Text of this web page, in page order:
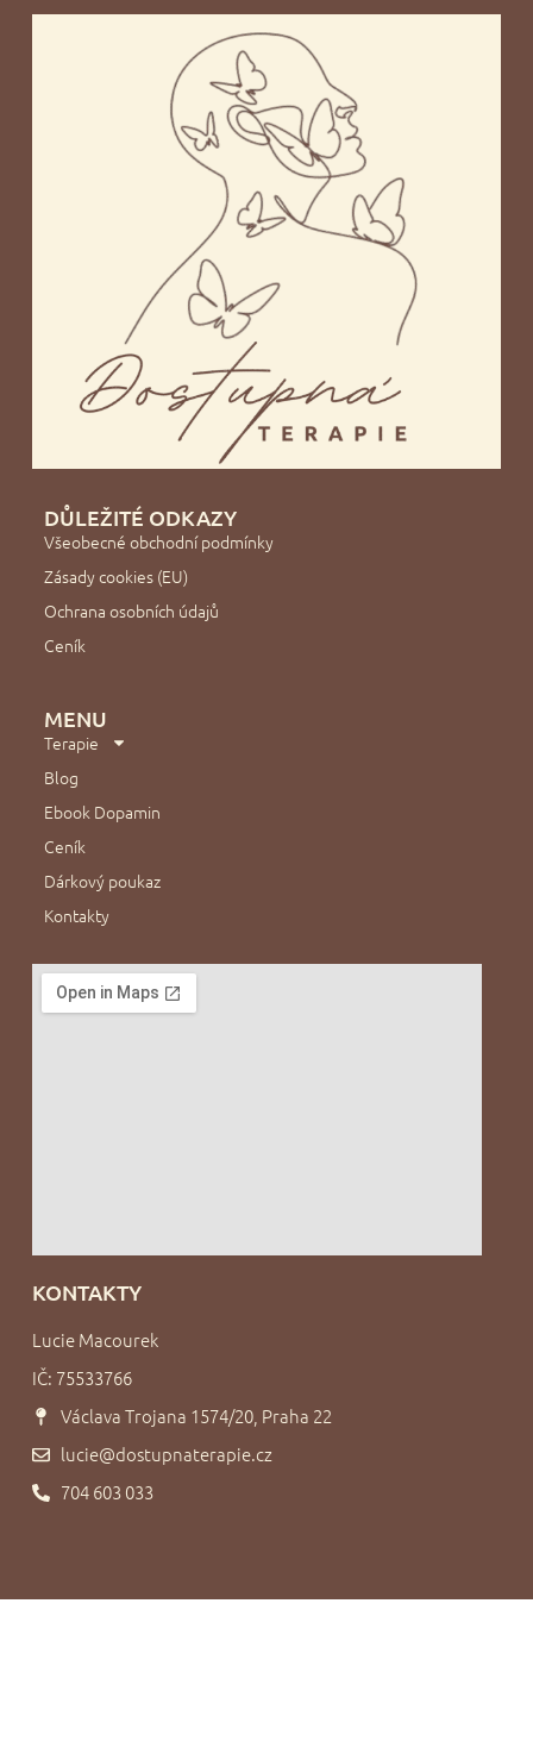
DŮLEŽITÉ ODKAZY
Všeobecné obchodní podmínky
Zásady cookies (EU)
Ochrana osobních údajů
Ceník
MENU
Terapie
Blog
Ebook Dopamin
Ceník
Dárkový poukaz
Kontakty
KONTAKTY
Lucie Macourek
IČ: 75533766
Václava Trojana 1574/20, Praha 22
lucie@dostupnaterapie.cz
704 603 033